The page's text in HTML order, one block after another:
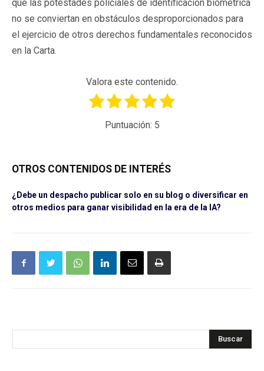
que las potestades policiales de identificación biométrica
no se conviertan en obstáculos desproporcionados para
el ejercicio de otros derechos fundamentales reconocidos
en la Carta.
Valora este contenido.
Puntuación: 5
OTROS CONTENIDOS DE INTERÉS
¿Debe un despacho publicar solo en su blog o diversificar en
otros medios para ganar visibilidad en la era de la IA?
Buscar